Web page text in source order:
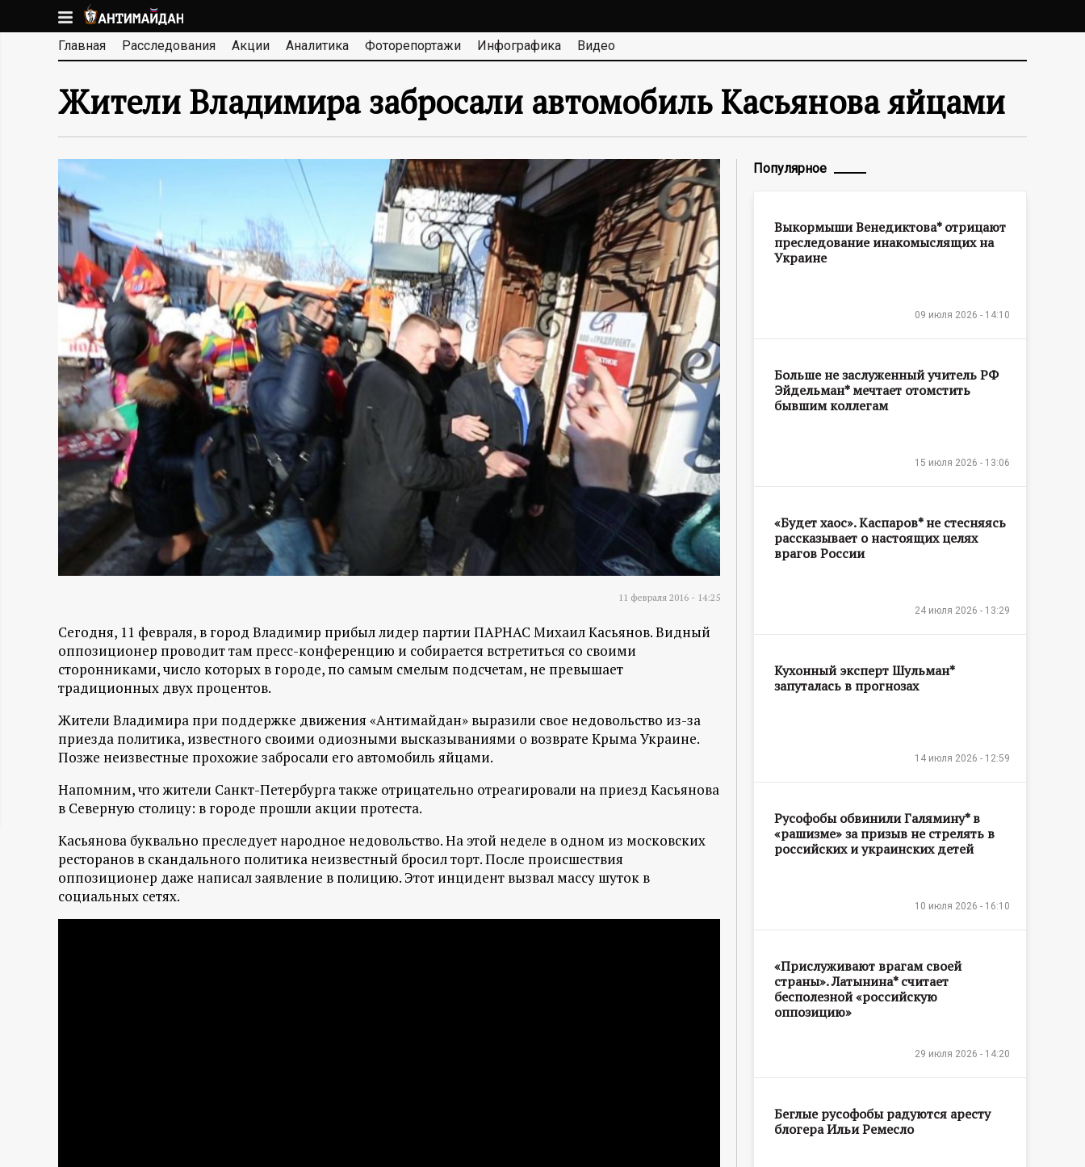
к
основномуА
Н
И
М
А
Й
А
Н
-
и
н
ф
р
м
а
ц
и
н
н
Главная Расследования Акции Аналитика Фоторепортажи Инфографика Видео
Жители Владимира забросали автомобиль Касьянова яйцами
11 февраля 2016 - 14:25
Сегодня, 11 февраля, в город Владимир прибыл лидер партии ПАРНАС Михаил Касьянов. Видный
оппозиционер проводит там пресс-конференцию и собирается встретиться со своими
сторонниками, число которых в городе, по самым смелым подсчетам, не превышает
традиционных двух процентов.
Жители Владимира при поддержке движения «Антимайдан» выразили свое недовольство из-за
приезда политика, известного своими одиозными высказываниями о возврате Крыма Украине.
Позже неизвестные прохожие забросали его автомобиль яйцами.
Напомним, что жители Санкт-Петербурга также отрицательно отреагировали на приезд Касьянова
в Северную столицу: в городе прошли акции протеста.
Касьянова буквально преследует народное недовольство. На этой неделе в одном из московских
ресторанов в скандального политика неизвестный бросил торт. После происшествия
оппозиционер даже написал заявление в полицию. Этот инцидент вызвал массу шуток в
социальных сетях.
Популярное
Выкормыши Венедиктова* отрицают
преследование инакомыслящих на
Украине
09 июля 2026 - 14:10
Больше не заслуженный учитель РФ
Эйдельман* мечтает отомстить
бывшим коллегам
15 июля 2026 - 13:06
«Будет хаос». Каспаров* не стесняясь
рассказывает о настоящих целях
врагов России
24 июля 2026 - 13:29
Кухонный эксперт Шульман*
запуталась в прогнозах
14 июля 2026 - 12:59
Русофобы обвинили Галямину* в
«рашизме» за призыв не стрелять в
российских и украинских детей
10 июля 2026 - 16:10
«Прислуживают врагам своей
страны». Латынина* считает
бесполезной «российскую
оппозицию»
29 июля 2026 - 14:20
Беглые русофобы радуются аресту
блогера Ильи Ремесло